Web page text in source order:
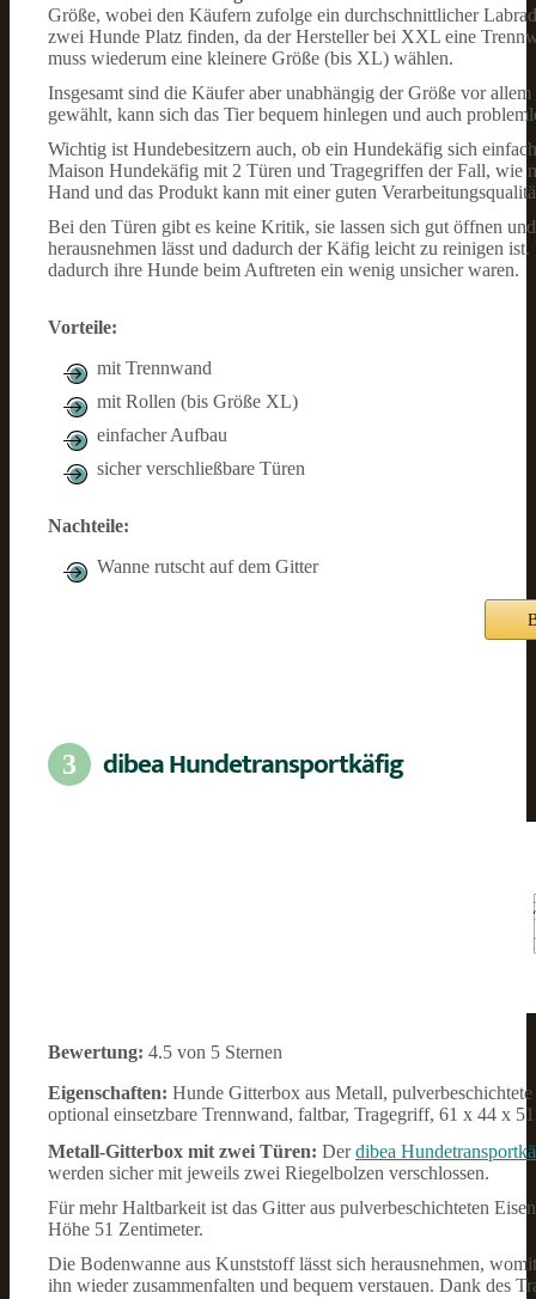
Größe, wobei den Käufern zufolge ein durchschnittlicher
zwei Hunde Platz finden, da der Hersteller bei XXL eine
muss wiederum eine kleinere Größe (bis XL) wählen.
Insgesamt sind die Käufer aber unabhängig der Größe vor
gewählt, kann sich das Tier bequem hinlegen und auch
Wichtig ist Hundebesitzern auch, ob ein Hundekäfig sich
Maison Hundekäfig mit 2 Türen und Tragegriffen der Fall, wie
Hand und das Produkt kann mit einer guten
Bei den Türen gibt es keine Kritik, sie lassen sich gut öffnen
herausnehmen lässt und dadurch der Käfig leicht zu reinigen
dadurch ihre Hunde beim Auftreten ein wenig unsicher waren.
Vorteile:
mit Trennwand
mit Rollen (bis Größe XL)
einfacher Aufbau
sicher verschließbare Türen
Nachteile:
Wanne rutscht auf dem Gitter
3 dibea Hundetransportkäfig
Bewertung: 4.5 von 5 Sternen
Eigenschaften: Hunde Gitterbox aus Metall,
optional einsetzbare Trennwand, faltbar, Tragegriff, 61 x 44 x
Metall-Gitterbox mit zwei Türen: Derdibea
werden sicher mit jeweils zwei Riegelbolzen verschlossen.
Für mehr Haltbarkeit ist das Gitter aus pulverbeschichteten
Höhe 51 Zentimeter.
Die Bodenwanne aus Kunststoff lässt sich herausnehmen,
ihn wieder zusammenfalten und bequem verstauen. Dank des